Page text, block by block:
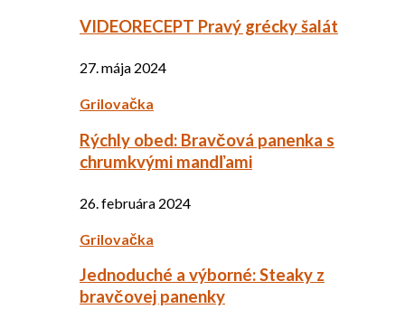
VIDEORECEPT Pravý grécky šalát
27. mája 2024
Grilovačka
Rýchly obed: Bravčová panenka s
chrumkvými mandľami
26. februára 2024
Grilovačka
Jednoduché a výborné: Steaky z
bravčovej panenky